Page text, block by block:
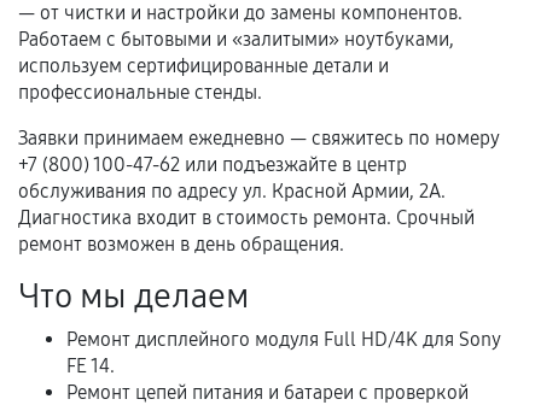
Документы для подтверждения
гарантии
Гарантийный талон.
Акт выполненных работ с датой, перечнем
услуг и сроком гарантии.
Документы на установленные комплектующие
Расширенная гарантия
— от чистки и настройки до замены компонентов.
Работаем с бытовыми и «залитыми» ноутбуками,
используем сертифицированные детали и
профессиональные стенды.
Заявки принимаем ежедневно — свяжитесь по номеру
+7 (800) 100-47-62 или подъезжайте в центр
обслуживания по адресу ул. Красной Армии, 2А.
Диагностика входит в стоимость ремонта. Срочный
ремонт возможен в день обращения.
Что мы делаем
Ремонт дисплейного модуля Full HD/4K для Sony
FE 14.
Ремонт цепей питания и батареи с проверкой